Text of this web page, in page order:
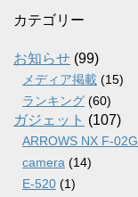
カ
ブ
カテゴリー
お知らせ (99)
メディア掲載 (15)
ランキング (60)
ガジェット (107)
ARROWS NX F-02G
camera (14)
E-520 (1)